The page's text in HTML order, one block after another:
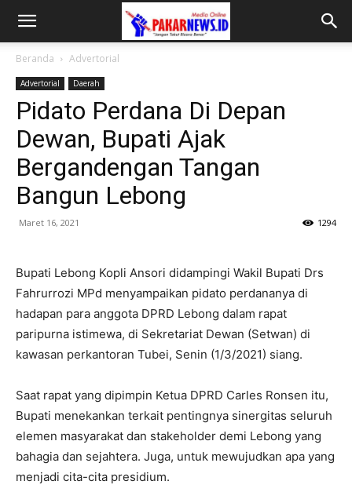
Beranda Advertorial
Advertorial Daerah
Pidato Perdana Di Depan
Dewan, Bupati Ajak
Bergandengan Tangan
Bangun Lebong
Maret 16, 2021 1294
Bupati Lebong Kopli Ansori didampingi Wakil Bupati Drs
Fahrurrozi MPd menyampaikan pidato perdananya di
hadapan para anggota DPRD Lebong dalam rapat
paripurna istimewa, di Sekretariat Dewan (Setwan) di
kawasan perkantoran Tubei, Senin (1/3/2021) siang.
Saat rapat yang dipimpin Ketua DPRD Carles Ronsen itu,
Bupati menekankan terkait pentingnya sinergitas seluruh
elemen masyarakat dan stakeholder demi Lebong yang
bahagia dan sejahtera. Juga, untuk mewujudkan apa yang
menjadi cita-cita presidium.